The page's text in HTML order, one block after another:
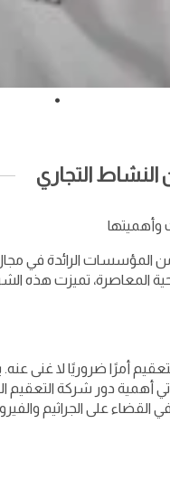
التجاري
وأهميتها
المؤسسات الرائدة في
المعاصرة، تميزت هذه
أمرًا ضروريًا لا غنى
دور شركة التعقيم
على الجراثيم